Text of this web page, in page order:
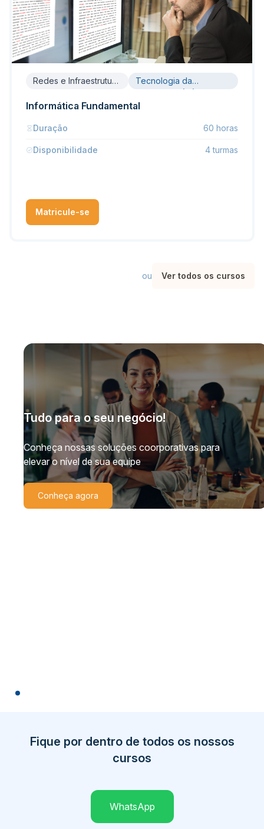
Redes e Infraestrutura
Tecnologia da
Informação (TI)
Informática Fundamental
Duração 60 horas
Disponibilidade 4 turmas
Matricule-se
ou Ver todos os cursos
Tudo para o seu negócio!
Conheça nossas soluções coorporativas para
elevar o nível de sua equipe
Conheça agora
Fique por dentro de todos os nossos
cursos
WhatsApp